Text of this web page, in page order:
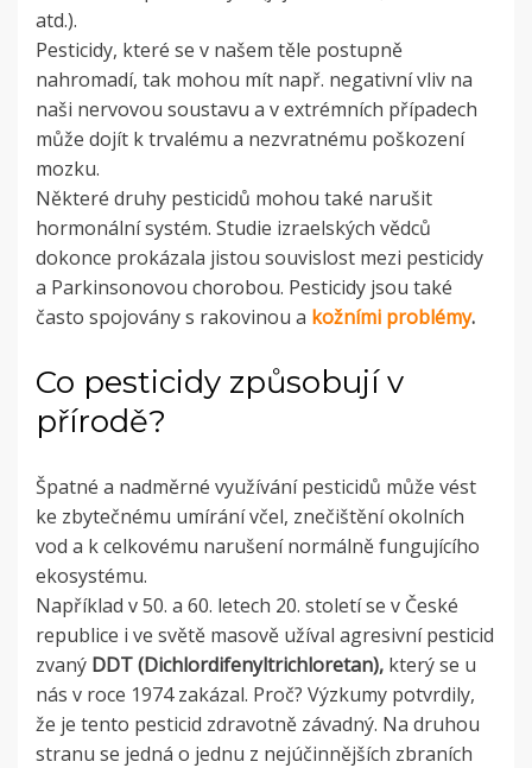
atd.).
Pesticidy, které se v našem těle postupně
nahromadí, tak mohou mít např. negativní vliv na
naši nervovou soustavu a v extrémních případech
může dojít k trvalému a nezvratnému poškození
mozku.
Některé druhy pesticidů mohou také narušit
hormonální systém. Studie izraelských vědců
dokonce prokázala jistou souvislost mezi pesticidy
a Parkinsonovou chorobou. Pesticidy jsou také
často spojovány s rakovinou a kožními problémy.
Co pesticidy způsobují v
přírodě?
Špatné a nadměrné využívání pesticidů může vést
ke zbytečnému umírání včel, znečištění okolních
vod a k celkovému narušení normálně fungujícího
ekosystému.
Například v 50. a 60. letech 20. století se v České
republice i ve světě masově užíval agresivní pesticid
zvaný DDT (Dichlordifenyltrichloretan), který se u
nás v roce 1974 zakázal. Proč? Výzkumy potvrdily,
že je tento pesticid zdravotně závadný. Na druhou
stranu se jedná o jednu z nejúčinnějších zbraních